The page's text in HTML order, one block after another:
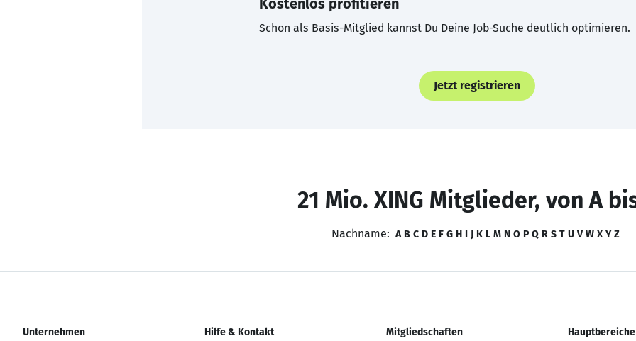
Kostenlos profitieren
Schon als Basis-Mitglied kannst Du Deine Job-Suche deutlich optimieren.
Jetzt registrieren
21 Mio. XING Mitglieder, von A
Nachname: A B C D E F G H I J K L M N O P Q R S T U V W X Y Z
Unternehmen Hilfe & Kontakt Mitgliedschaften Hauptbereiche